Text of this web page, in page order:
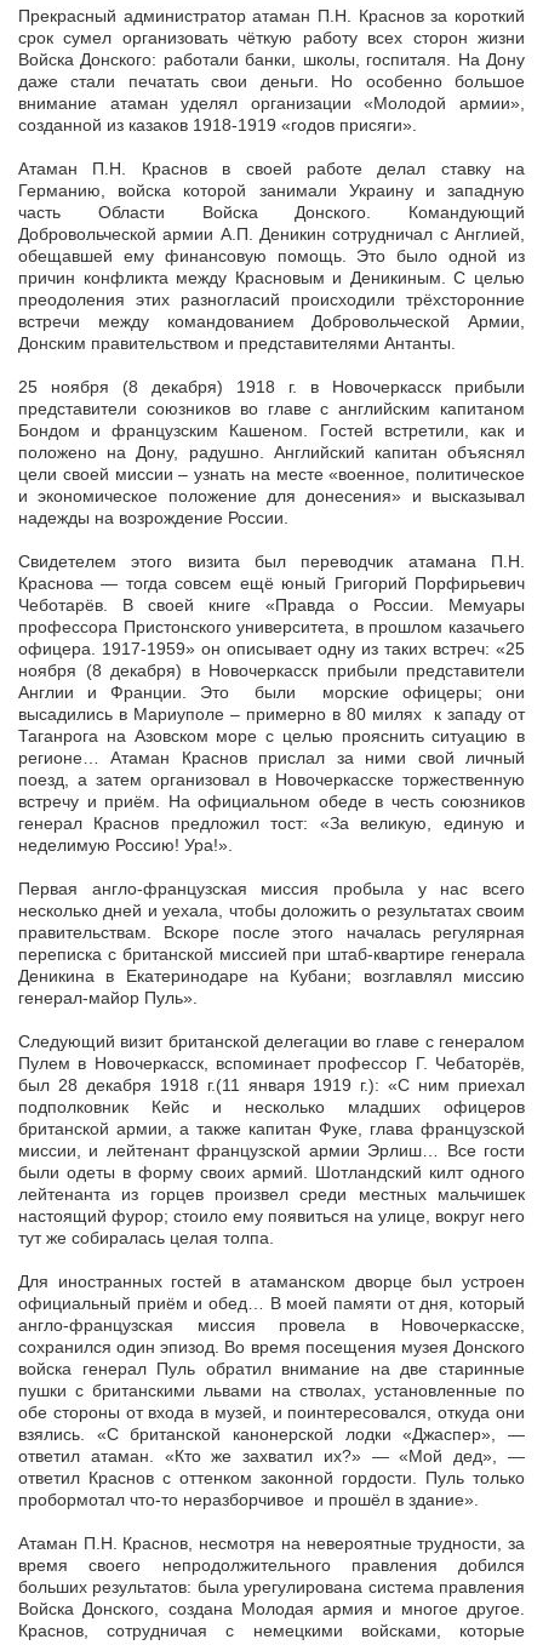
Прекрасный администратор атаман П.Н. Краснов за короткий
срок сумел организовать чёткую работу всех сторон жизни
Войска Донского: работали банки, школы, госпиталя. На Дону
даже стали печатать свои деньги. Но особенно большое
внимание атаман уделял организации «Молодой армии»,
созданной из казаков 1918-1919 «годов присяги».
Атаман П.Н. Краснов в своей работе делал ставку на
Германию, войска которой занимали Украину и западную
часть Области Войска Донского. Командующий
Добровольческой армии А.П. Деникин сотрудничал с Англией,
обещавшей ему финансовую помощь. Это было одной из
причин конфликта между Красновым и Деникиным. С целью
преодоления этих разногласий происходили трёхсторонние
встречи между командованием Добровольческой Армии,
Донским правительством и представителями Антанты.
25 ноября (8 декабря) 1918 г. в Новочеркасск прибыли
представители союзников во главе с английским капитаном
Бондом и французским Кашеном. Гостей встретили, как и
положено на Дону, радушно. Английский капитан объяснял
цели своей миссии – узнать на месте «военное, политическое
и экономическое положение для донесения» и высказывал
надежды на возрождение России.
Свидетелем этого визита был переводчик атамана П.Н.
Краснова — тогда совсем ещё юный Григорий Порфирьевич
Чеботарёв. В своей книге «Правда о России. Мемуары
профессора Пристонского университета, в прошлом казачьего
офицера. 1917-1959» он описывает одну из таких встреч: «25
ноября (8 декабря) в Новочеркасск прибыли представители
Англии и Франции. Это были морские офицеры; они
высадились в Мариуполе – примерно в 80 милях к западу от
Таганрога на Азовском море с целью прояснить ситуацию в
регионе… Атаман Краснов прислал за ними свой личный
поезд, а затем организовал в Новочеркасске торжественную
встречу и приём. На официальном обеде в честь союзников
генерал Краснов предложил тост: «За великую, единую и
неделимую Россию! Ура!».
Первая англо-французская миссия пробыла у нас всего
несколько дней и уехала, чтобы доложить о результатах своим
правительствам. Вскоре после этого началась регулярная
переписка с британской миссией при штаб-квартире генерала
Деникина в Екатеринодаре на Кубани; возглавлял миссию
генерал-майор Пуль».
Следующий визит британской делегации во главе с генералом
Пулем в Новочеркасск, вспоминает профессор Г. Чебаторёв,
был 28 декабря 1918 г.(11 января 1919 г.): «С ним приехал
подполковник Кейс и несколько младших офицеров
британской армии, а также капитан Фуке, глава французской
миссии, и лейтенант французской армии Эрлиш… Все гости
были одеты в форму своих армий. Шотландский килт одного
лейтенанта из горцев произвел среди местных мальчишек
настоящий фурор; стоило ему появиться на улице, вокруг него
тут же собиралась целая толпа.
Для иностранных гостей в атаманском дворце был устроен
официальный приём и обед… В моей памяти от дня, который
англо-французская миссия провела в Новочеркасске,
сохранился один эпизод. Во время посещения музея Донского
войска генерал Пуль обратил внимание на две старинные
пушки с британскими львами на стволах, установленные по
обе стороны от входа в музей, и поинтересовался, откуда они
взялись. «С британской канонерской лодки «Джаспер», —
ответил атаман. «Кто же захватил их?» — «Мой дед», —
ответил Краснов с оттенком законной гордости. Пуль только
пробормотал что-то неразборчивое и прошёл в здание».
Атаман П.Н. Краснов, несмотря на невероятные трудности, за
время своего непродолжительного правления добился
больших результатов: была урегулирована система правления
Войска Донского, создана Молодая армия и многое другое.
Краснов, сотрудничая с немецкими войсками, которые